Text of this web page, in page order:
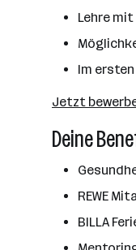
Lehre
Im
Jetzt
Deine
REWE
BILLA